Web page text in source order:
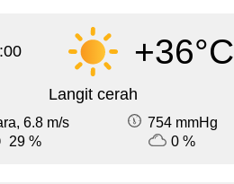
+36°C
Langit cerah
6.8 m/s
754 mmHg
29 %
0 %